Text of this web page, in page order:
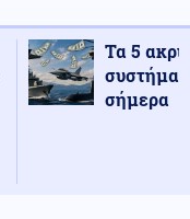
Τα 5
σήμερα